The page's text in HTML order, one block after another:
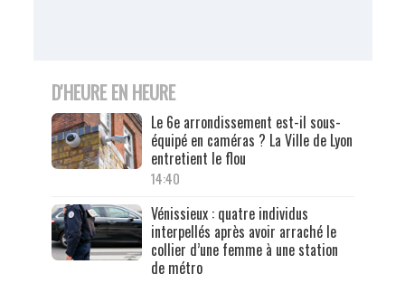
D'HEURE EN HEURE
Le 6e arrondissement est-il sous-
équipé en caméras ? La Ville de Lyon
entretient le flou
14:40
Vénissieux : quatre individus
interpellés après avoir arraché le
collier d’une femme à une station
de métro